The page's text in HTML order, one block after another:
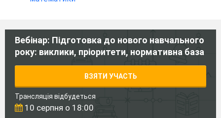
Вебінар: Підготовка до нового навчального
року: виклики, пріоритети, нормативна база
ВЗЯТИ УЧАСТЬ
Трансляція відбудеться
10 серпня о 18:00